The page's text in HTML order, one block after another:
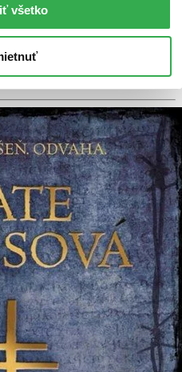
všetko
licencie na predaj tohto titulu
bohužiaľ predávať :-(